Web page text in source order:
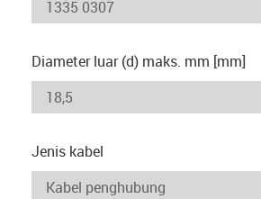
Diameter luar (d) maks. mm [mm]
Jenis kabel